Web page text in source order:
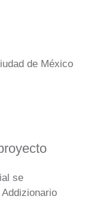
de México
se